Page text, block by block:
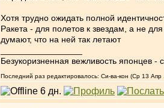
Хотя трудно ожидать полной
Ракета - для полетов к звездам, а не
думают, что на ней так летают
Безукоризненная вежливость японцев -
Последний раз редактировалось: Си-ва-кон (Ср 13 Апр